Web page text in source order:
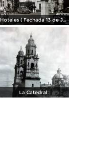
Hoteles ( Fechada 13 de Junio de 1957 ).
La Catedral.